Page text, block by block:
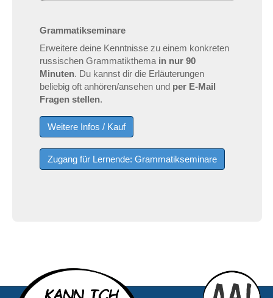
Grammatikseminare
Erweitere deine Kenntnisse zu einem konkreten
russischen Grammatikthema in nur 90
Minuten. Du kannst dir die Erläuterungen
beliebig oft anhören/ansehen und per E-Mail
Fragen stellen.
Weitere Infos / Kauf
Zugang für Lernende: Grammatikseminare